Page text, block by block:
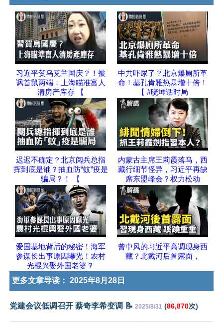
习近平贺乌克兰国庆？！被
讽首鼠两端；上海瞄准富人
清房产库存 【
中共吓尿了？北京爆厕所革
命！基孔肯雅热暴增十倍！
【 #晓坤话时局
迟迟不确定？北京阅兵总指
挥到底是谁？抽血防“蚊”疫是
骗局？！ 【
内蒙古主席王莉霞落马，西
藏行细节怪异，习近平再缺
席东盟峰会？权力松动
爱国基地背后的秘密！海军
参谋长出事原因曝光！农村
光棍兴娶外国老婆？
曾中风的习近平高调现身西
藏？北戴河后首露面，
更多文章导读： 2025年8月28日
党建会议低调召开 蔡奇李希变调 📝 2025/8/31 (86,870次)